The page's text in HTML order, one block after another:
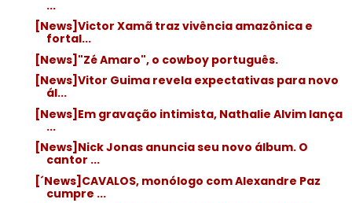
...
[News]Victor Xamã traz vivência amazônica e
fortal...
[News]"Zé Amaro", o cowboy português.
[News]Vitor Guima revela expectativas para novo
ál...
[News]Em gravação intimista, Nathalie Alvim lança
...
[News]Nick Jonas anuncia seu novo álbum. O
cantor ...
[´News]CAVALOS, monólogo com Alexandre Paz
cumpre ...